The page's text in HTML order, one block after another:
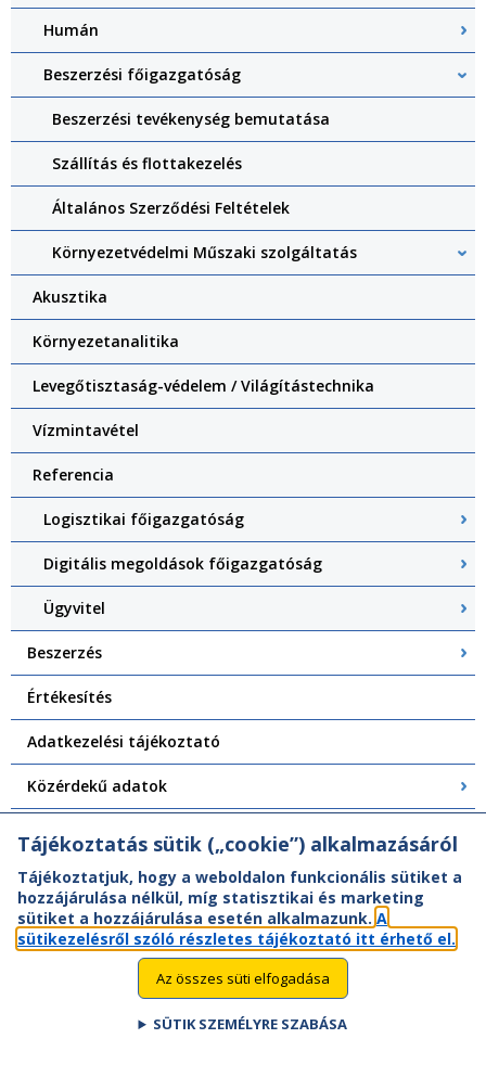
Humán
Beszerzési főigazgatóság
Beszerzési tevékenység bemutatása
Szállítás és flottakezelés
Általános Szerződési Feltételek
Környezetvédelmi Műszaki szolgáltatás
Akusztika
Környezetanalitika
Levegőtisztaság-védelem / Világítástechnika
Vízmintavétel
Referencia
Logisztikai főigazgatóság
Digitális megoldások főigazgatóság
Ügyvitel
Beszerzés
Értékesítés
Adatkezelési tájékoztató
Közérdekű adatok
Tájékoztatás sütik („cookie”) alkalmazásáról
Tájékoztatjuk, hogy a weboldalon funkcionális sütiket a
hozzájárulása nélkül, míg statisztikai és marketing
sütiket a hozzájárulása esetén alkalmazunk. A
sütikezelésről szóló részletes tájékoztató itt érhető el.
Az összes süti elfogadása
SÜTIK SZEMÉLYRE SZABÁSA